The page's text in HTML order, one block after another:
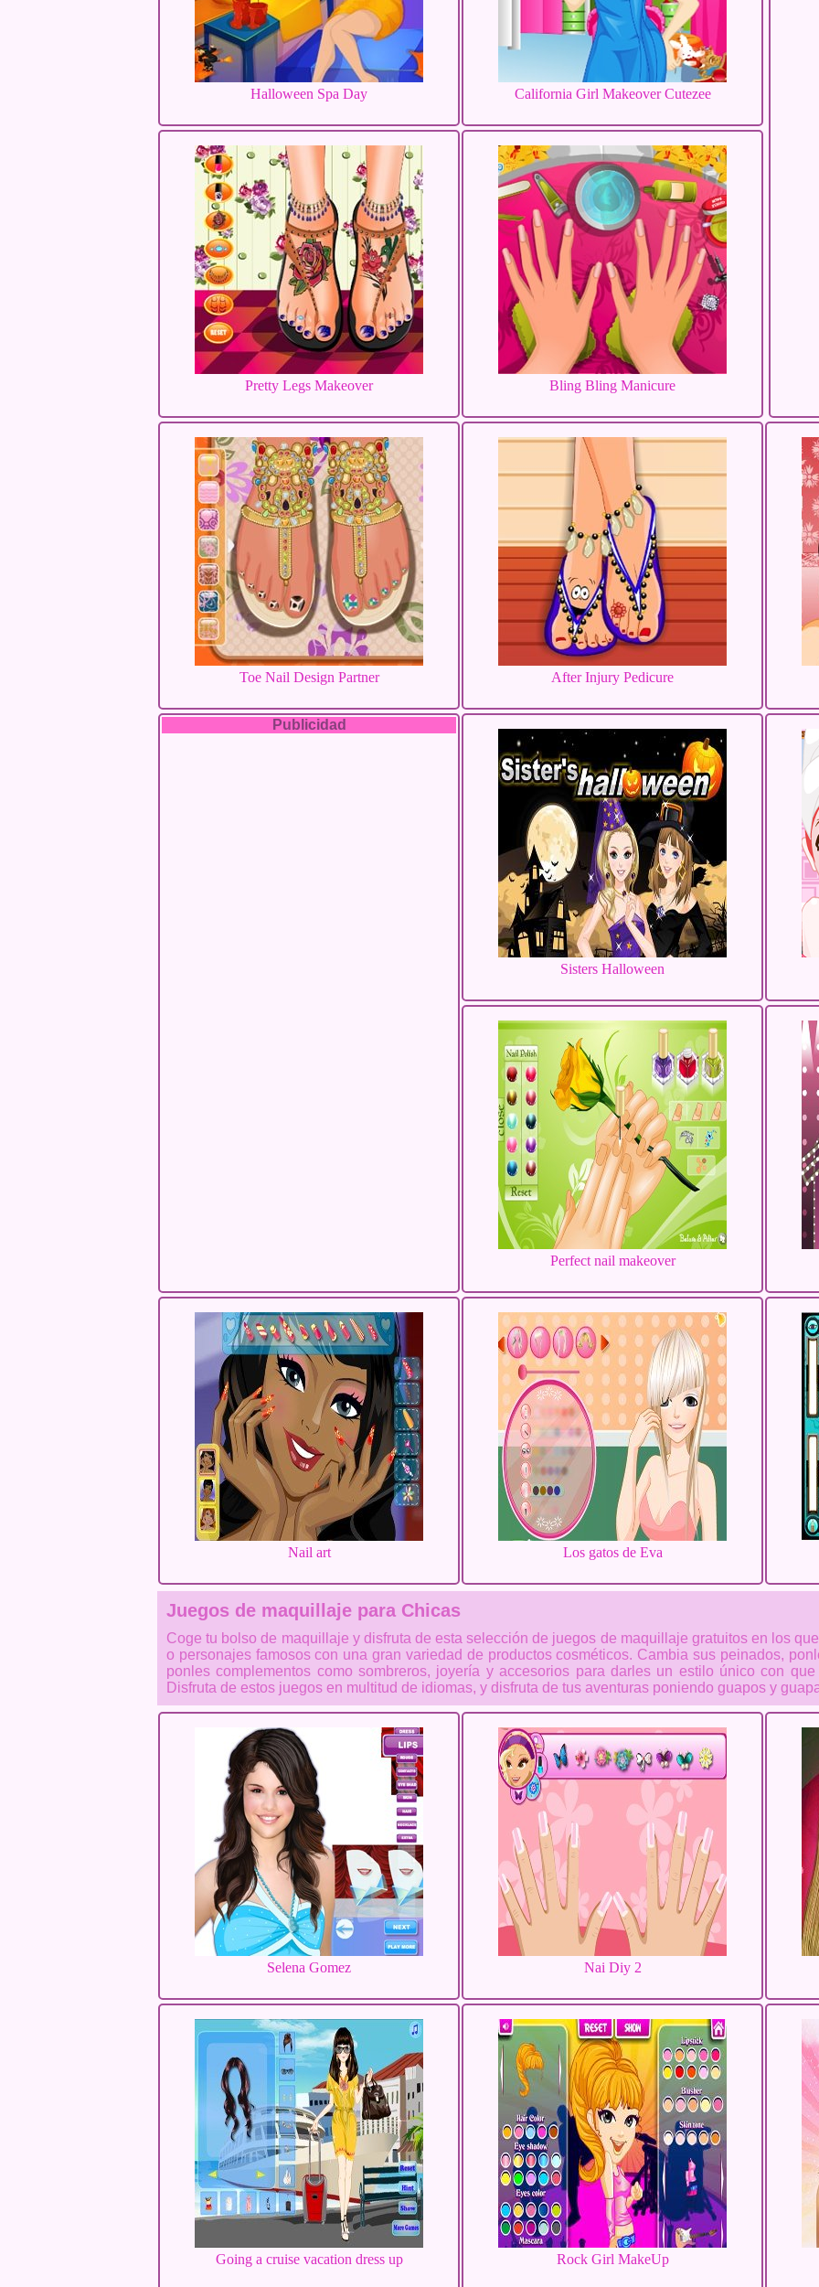
Halloween Spa Day California Girl Makeover Cutezee
Pretty Legs Makeover Bling Bling Manicure
Toe Nail Design Partner After Injury Pedicure
Publicidad
Sisters Halloween
Perfect nail makeover
Nail art Los gatos de Eva
Juegos de maquillaje para Chicas
Coge tu bolso de maquillaje y disfruta de esta selección de juegos de maquillaje gratuitos en los
o personajes famosos con una gran variedad de productos cosméticos. Cambia sus peinados,
ponles complementos como sombreros, joyería y accesorios para darles un estilo único con
Disfruta de estos juegos en multitud de idiomas, y disfruta de tus aventuras poniendo guapos y
Selena Gomez Nai Diy 2
Going a cruise vacation dress up Rock Girl MakeUp